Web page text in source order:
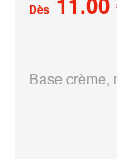
Dès
Base crème,